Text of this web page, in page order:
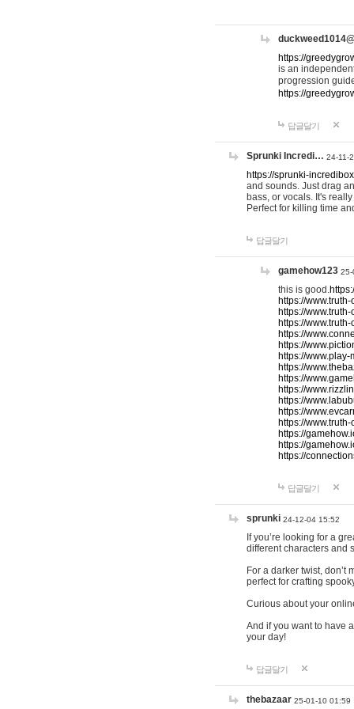
https://
is an
progression
https://
답글달기
Sprunki Incredi… 24-11-
https://sprunki-
and sounds. Just drag
bass, or vocals. It's
Perfect for killing time
답글달기
gamehow123 25-
this is good.
https://
https://
https://
https://
https://
https://
https://
https://
https://
https://
https://
https://
https://
https://
https://
답글달기
sprunki 24-12-04 15:52
If you’re looking for a
different characters and
For a darker twist, don’t
perfect for crafting
Curious about your
And if you want to have
your day!
답글달기
thebazaar 25-01-10 01:59